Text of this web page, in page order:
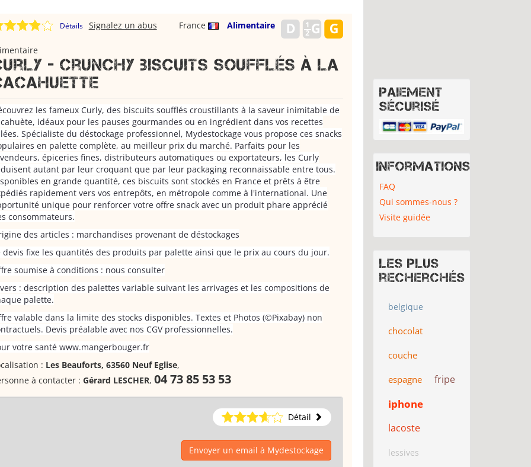
Détails France Alimentaire
Signalez un abus
- crunchy biscuits soufflés à la
les fameux Curly, des biscuits soufflés croustillants à la saveur inimitable de
idéaux pour les pauses gourmandes ou en ingrédient dans vos recettes
Spécialiste du déstockage professionnel, Mydestockage vous propose ces snacks
en palette complète, au meilleur prix du marché. Parfaits pour les
épiceries fines, distributeurs automatiques ou exportateurs, les Curly
autant par leur croquant que par leur packaging reconnaissable entre tous.
en grande quantité, ces biscuits sont stockés en France et prêts à être
rapidement vers vos entrepôts, en métropole comme à l'international. Une
unique pour renforcer votre offre snack avec un produit phare apprécié
consommateurs.
des articles : marchandises provenant de déstockages
devis fixe les quantités des produits par palette ainsi que le prix au cours du jour.
soumise à conditions : nous consulter
: description des palettes variable suivant les arrivages et les compositions de
palette.
valable dans la limite des stocks disponibles. Textes et Photos (©Pixabay) non
Devis préalable avec nos CGV professionnelles.
votre santé www.mangerbouger.fr
: Les Beauforts, 63560 Neuf Eglise,
à contacter : Gérard LESCHER, 04 73 85 53 53
Détail
Envoyer un email à Mydestockage
Paiement
sécurisé
Informations
FAQ
Qui sommes-nous ?
Visite guidée
Les plus
recherchés
belgique
chocolat
couche
espagne fripe
iphone
lacoste
lessives